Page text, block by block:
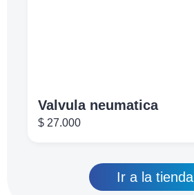
Valvula neumatica
$ 27.000
Ir a la tienda